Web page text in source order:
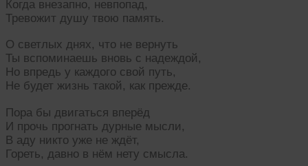
Когда внезапно, невпопад,
Тревожит душу твою память.
О светлых днях, что не вернуть
Ты вспоминаешь вновь с надеждой,
Но впредь у каждого свой путь,
Не будет жизнь такой, как прежде.
Пора бы двигаться вперёд
И прочь прогнать дурные мысли,
В аду никто уже не ждёт,
Гореть, давно в нём нету смысла.